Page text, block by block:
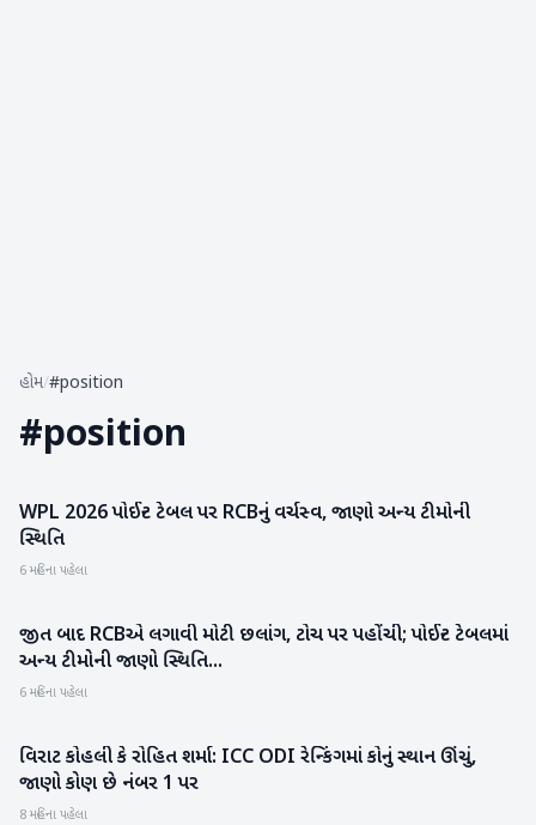
હોમ/#position
#position
રમતગમત
WPL 2026 પોઈન્ટ ટેબલ પર RCBનું વર્ચસ્વ, જાણો અન્ય ટીમોની
સ્થિતિ
6 મહિના પહેલા
રમતગમત
જીત બાદ RCBએ લગાવી મોટી છલાંગ, ટોચ પર પહોંચી; પોઈન્ટ ટેબલમાં
અન્ય ટીમોની જાણો સ્થિતિ...
6 મહિના પહેલા
રમતગમત
વિરાટ કોહલી કે રોહિત શર્મા: ICC ODI રેન્કિંગમાં કોનું સ્થાન ઊંચું,
જાણો કોણ છે નંબર 1 પર
8 મહિના પહેલા